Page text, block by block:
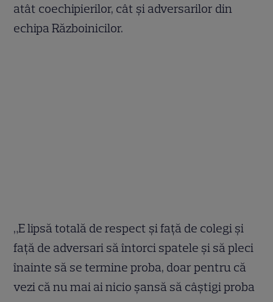
atât coechipierilor, cât și adversarilor din
echipa Războinicilor.
„E lipsă totală de respect și față de colegi și
față de adversari să întorci spatele și să pleci
înainte să se termine proba, doar pentru că
vezi că nu mai ai nicio șansă să câștigi proba